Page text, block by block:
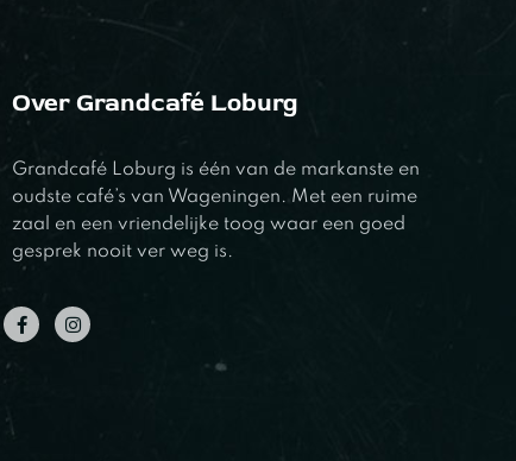
Over Grandcafé Loburg
Grandcafé Loburg is één van de markanste en
oudste café’s van Wageningen. Met een ruime
zaal en een vriendelijke toog waar een goed
gesprek nooit ver weg is.